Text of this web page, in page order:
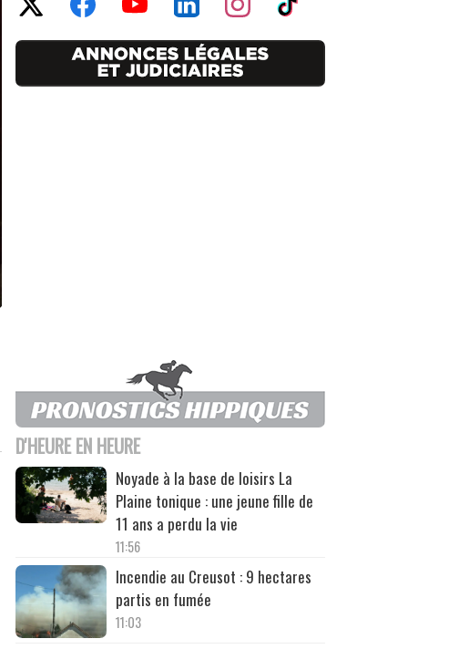
D'HEURE EN HEURE
Noyade à la base de loisirs La
Plaine tonique : une jeune fille de
11 ans a perdu la vie
11:56
Incendie au Creusot : 9 hectares
partis en fumée
11:03